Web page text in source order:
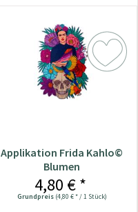
Applikation Frida Kahlo©
Blumen
4,80 € *
Grundpreis (4,80 € * / 1 Stück)